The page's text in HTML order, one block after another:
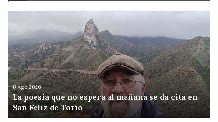
que
no
espera
al
mañana
se
da
cita
en
8 Ago 2026
La poesía que no espera al mañana se da cita en
San Feliz de Torío